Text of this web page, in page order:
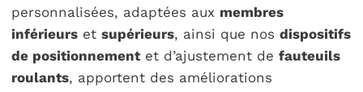
personnalisées, adaptées aux membres
inférieurset supérieurs, ainsi que nos dispositifs
de positionnementet d’ajustement de fauteuils
roulants, apportent des améliorations